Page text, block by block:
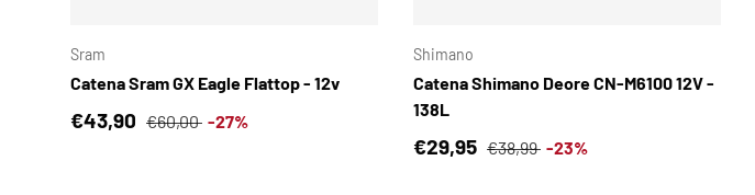
Sram
Catena Sram GX Eagle Flattop - 12v
Prezzo di vendita
€43,90 Prezzo normale
€60,00 -27%
Shimano
Catena Shimano Deore CN-M6100 12V -
138L
Prezzo di vendita
€29,95 Prezzo normale
€38,99 -23%